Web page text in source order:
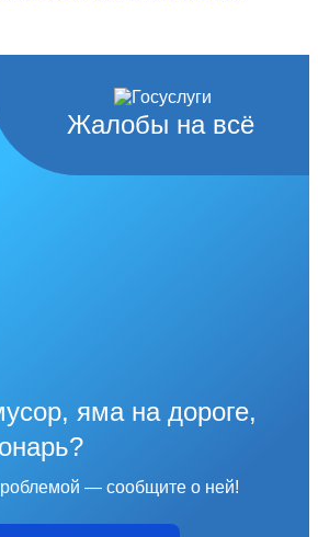
Жалобы на всё
яма на дороге,
— сообщите о ней!